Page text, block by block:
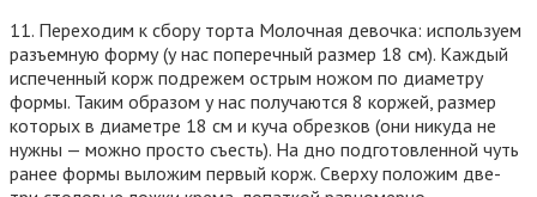
11. Переходим к сбору торта Молочная девочка: используем
разъемную форму (у нас поперечный размер 18 см). Каждый
испеченный корж подрежем острым ножом по диаметру
формы. Таким образом у нас получаются 8 коржей, размер
которых в диаметре 18 см и куча обрезков (они никуда не
нужны — можно просто съесть). На дно подготовленной чуть
ранее формы выложим первый корж. Сверху положим две-